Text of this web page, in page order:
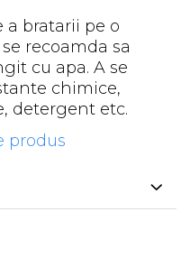
a bratarii pe o
recoamda sa
cu apa. A se
chimice,
detergent etc.
produs